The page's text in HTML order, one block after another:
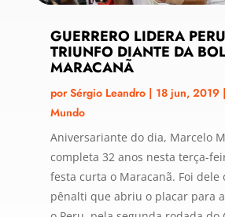
GUERRERO LIDERA
TRIUNFO DIANTE DA
MARACANÃ
porSérgio Leandro| 18 jun, 2019|
Mundo
Aniversariante do dia, Marcelo
completa 32 anos nesta terça-
festa curta o Maracanã. Foi dele
pênalti que abriu o placar para